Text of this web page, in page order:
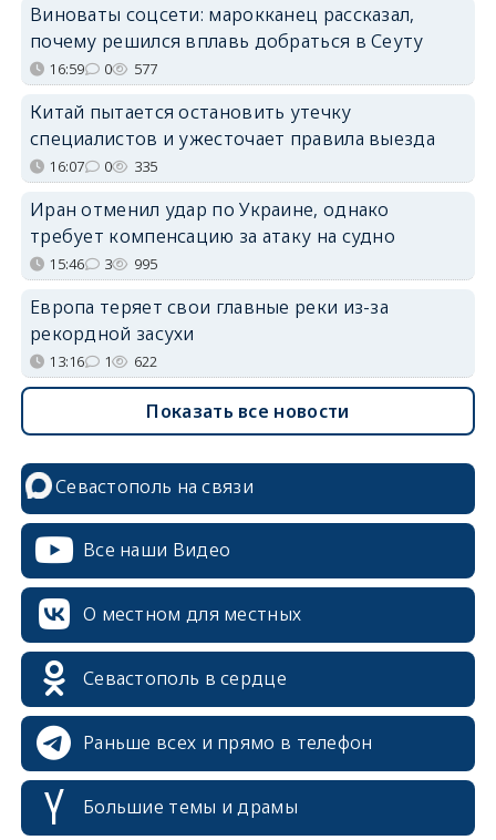
Виноваты соцсети: марокканец рассказал,
почему решился вплавь добраться в Сеуту
16:59 0 577
Китай пытается остановить утечку
специалистов и ужесточает правила выезда
16:07 0 335
Иран отменил удар по Украине, однако
требует компенсацию за атаку на судно
15:46 3 995
Европа теряет свои главные реки из-за
рекордной засухи
13:16 1 622
Показать все новости
Севастополь на связи
Все наши Видео
О местном для местных
Севастополь в сердце
Раньше всех и прямо в телефон
Большие темы и драмы